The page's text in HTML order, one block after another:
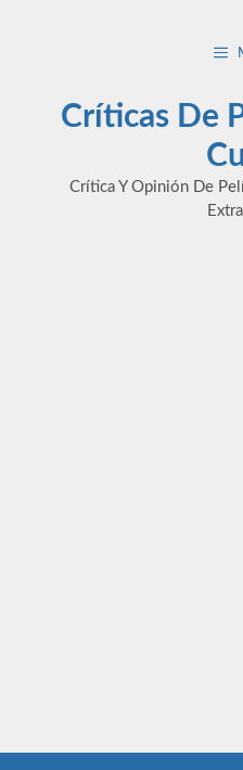
Críticas De
Crítica Y Opinión De